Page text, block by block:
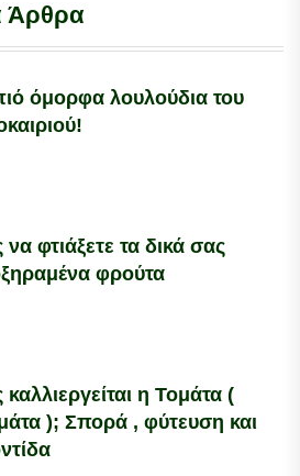
Άρθρα
όμορφα λουλούδια του
φτιάξετε τα δικά σας
φρούτα
η Τομάτα (
); Σπορά , φύτευση και